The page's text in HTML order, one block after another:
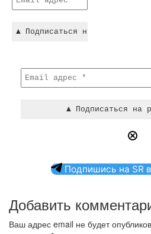
Подпишись на SR
Добавить
Ваш адрес email не будет